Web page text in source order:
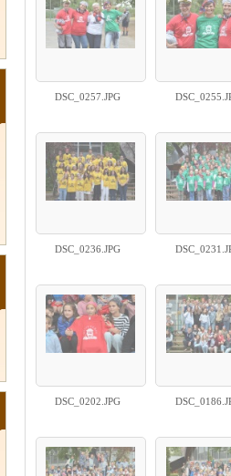
DSC_0257.JPG
DSC_0236.JPG
DSC_0202.JPG